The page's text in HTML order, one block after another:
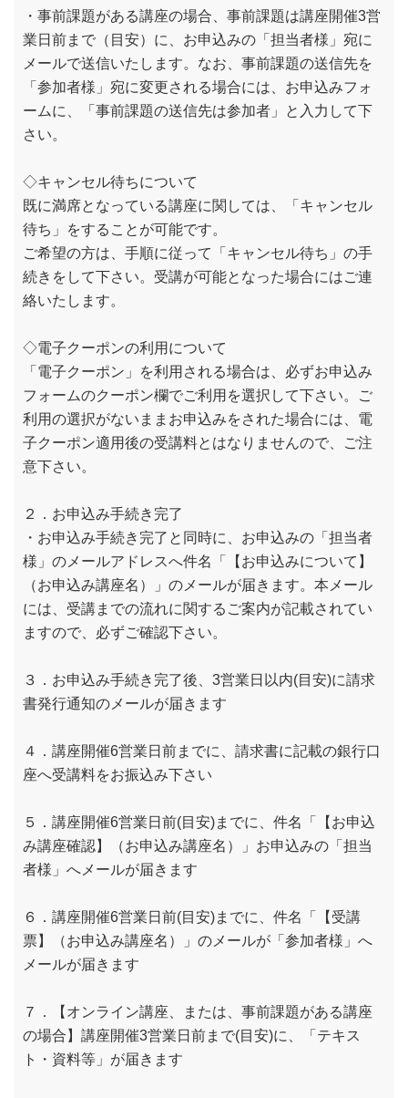
・事前課題がある講座の場合、事前課題は講座開催3営
業日前まで（目安）に、お申込みの「担当者様」宛に
メールで送信いたします。なお、事前課題の送信先を
「参加者様」宛に変更される場合には、お申込みフォ
ームに、「事前課題の送信先は参加者」と入力して下
さい。
◇キャンセル待ちについて
既に満席となっている講座に関しては、「キャンセル
待ち」をすることが可能です。
ご希望の方は、手順に従って「キャンセル待ち」の手
続きをして下さい。受講が可能となった場合にはご連
絡いたします。
◇電子クーポンの利用について
「電子クーポン」を利用される場合は、必ずお申込み
フォームのクーポン欄でご利用を選択して下さい。ご
利用の選択がないままお申込みをされた場合には、電
子クーポン適用後の受講料とはなりませんので、ご注
意下さい。
２．お申込み手続き完了
・お申込み手続き完了と同時に、お申込みの「担当者
様」のメールアドレスへ件名「【お申込みについて】
（お申込み講座名）」のメールが届きます。本メール
には、受講までの流れに関するご案内が記載されてい
ますので、必ずご確認下さい。
３．お申込み手続き完了後、3営業日以内(目安)に請求
書発行通知のメールが届きます
４．講座開催6営業日前までに、請求書に記載の銀行口
座へ受講料をお振込み下さい
５．講座開催6営業日前(目安)までに、件名「【お申込
み講座確認】（お申込み講座名）」お申込みの「担当
者様」へメールが届きます
６．講座開催6営業日前(目安)までに、件名「【受講
票】（お申込み講座名）」のメールが「参加者様」へ
メールが届きます
７．【オンライン講座、または、事前課題がある講座
の場合】講座開催3営業日前まで(目安)に、「テキス
ト・資料等」が届きます